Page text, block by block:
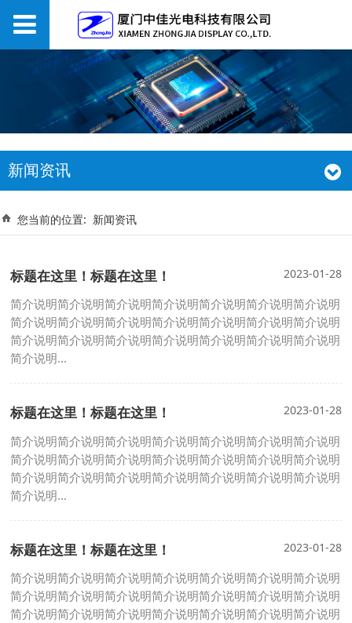
新闻资讯
您当前的位置: 新闻资讯
标题在这里！标题在这里！ 2023-01-28
简介说明简介说明简介说明简介说明简介说明简介说明简介说明
简介说明简介说明简介说明简介说明简介说明简介说明简介说明
简介说明简介说明简介说明简介说明简介说明简介说明简介说明
简介说明...
标题在这里！标题在这里！ 2023-01-28
简介说明简介说明简介说明简介说明简介说明简介说明简介说明
简介说明简介说明简介说明简介说明简介说明简介说明简介说明
简介说明简介说明简介说明简介说明简介说明简介说明简介说明
简介说明...
标题在这里！标题在这里！ 2023-01-28
简介说明简介说明简介说明简介说明简介说明简介说明简介说明
简介说明简介说明简介说明简介说明简介说明简介说明简介说明
简介说明简介说明简介说明简介说明简介说明简介说明简介说明